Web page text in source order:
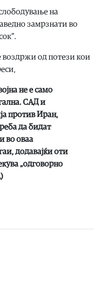
на
замрзнати во
воздржи од потези кои
не е само
САД и
против Иран,
да бидат
во оваа
додавајќи оти
„одговорно